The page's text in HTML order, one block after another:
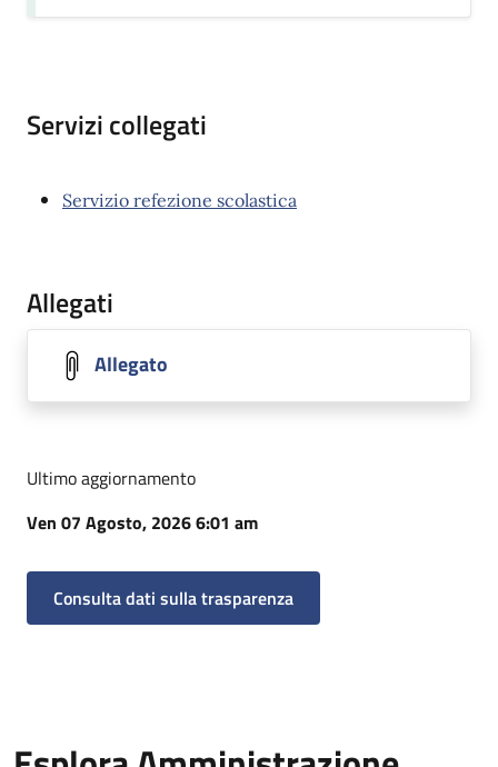
Servizi collegati
Servizio refezione scolastica
Allegati
Allegato
Ultimo aggiornamento
Ven 07 Agosto, 2026 6:01 am
Consulta dati sulla trasparenza